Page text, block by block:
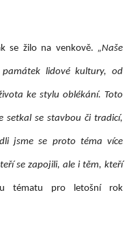
se žilo na venkově. „Naše
památek lidové kultury, od
ke stylu oblékání. Toto
setkal se stavbou či tradicí,
jsme se proto téma více
se zapojili, ale i těm, kteří
pro letošní rok